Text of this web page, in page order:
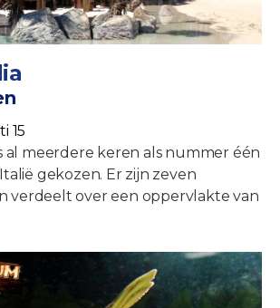
15
al meerdere keren als nummer één
gekozen. Er zijn zeven
verdeelt over een oppervlakte van